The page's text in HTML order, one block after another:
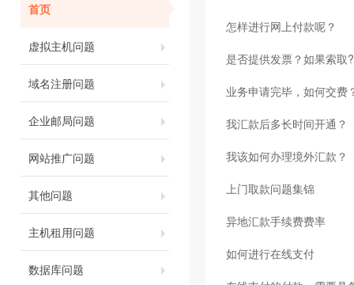
首页
虚拟主机问题
域名注册问题
企业邮局问题
网站推广问题
其他问题
主机租用问题
数据库问题
怎样进行网上付款呢？
是否提供发票？如果索取?
业务申请完毕，如何交费
我汇款后多长时间开通？
我该如何办理境外汇款？
上门取款问题集锦
异地汇款手续费费率
如何进行在线支付